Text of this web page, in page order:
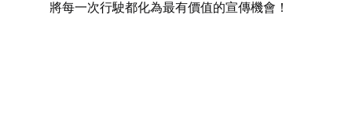
將每一次行駛都化為最有價值的宣傳機會！